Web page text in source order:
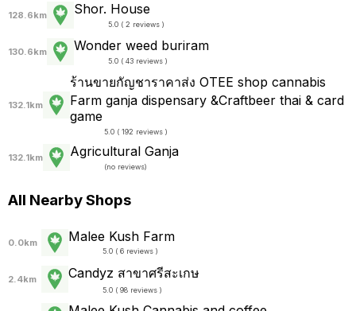
128.6km Shor. House
5.0 ( 2 reviews )
130.6km Wonder weed buriram
5.0 ( 43 reviews )
132.1km
ร้านขายกัญชาราคาส่ง OTEE shop cannabis
Farm ganja dispensary &Craftbeer thai & card
game
5.0 ( 192 reviews )
132.1km Agricultural Ganja
(no reviews)
All Nearby Shops
0.0km Malee Kush Farm
5.0 ( 6 reviews )
2.4km Candyz สาขาศรีสะเกษ
5.0 ( 98 reviews )